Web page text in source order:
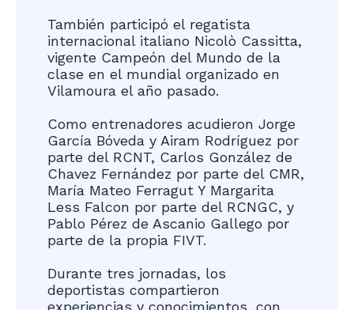
También participó el regatista
internacional italiano Nicolò Cassitta,
vigente Campeón del Mundo de la
clase en el mundial organizado en
Vilamoura el año pasado.
Como entrenadores acudieron Jorge
García Bóveda y Airam Rodríguez por
parte del RCNT, Carlos González de
Chavez Fernández por parte del CMR,
María Mateo Ferragut Y Margarita
Less Falcon por parte del RCNGC, y
Pablo Pérez de Ascanio Gallego por
parte de la propia FIVT.
Durante tres jornadas, los
deportistas compartieron
experiencias y conocimientos, con